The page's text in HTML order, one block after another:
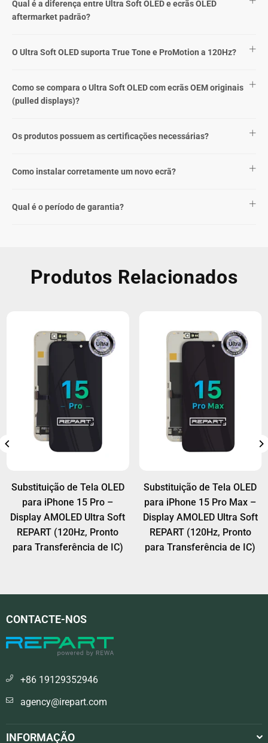
Qual é a diferença entre Ultra Soft OLED e ecrãs OLED
aftermarket padrão?
O Ultra Soft OLED suporta True Tone e ProMotion a 120Hz?
Como se compara o Ultra Soft OLED com ecrãs OEM originais
(pulled displays)?
Os produtos possuem as certificações necessárias?
Como instalar corretamente um novo ecrã?
Qual é o período de garantia?
Produtos Relacionados
Substituição de Tela OLED
para iPhone 15 Pro –
Display AMOLED Ultra Soft
REPART (120Hz, Pronto
para Transferência de IC)
Substituição de Tela OLED
para iPhone 15 Pro Max –
Display AMOLED Ultra Soft
REPART (120Hz, Pronto
para Transferência de IC)
CONTACTE-NOS
+86 19129352946
agency@irepart.com
INFORMAÇÃO